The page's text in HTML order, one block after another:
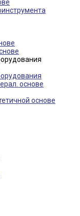
основе
основе